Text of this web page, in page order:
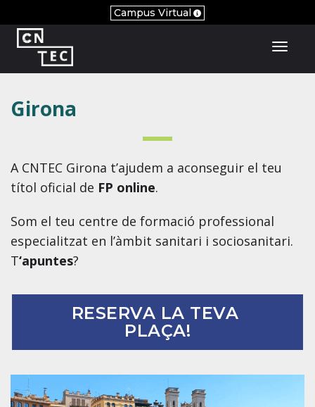
Campus Virtual
Girona
A CNTEC Girona t’ajudem a aconseguir el teu
títol oficial de FP online.
Som el teu centre de formació professional
especialitzat en l’àmbit sanitari i sociosanitari.
T‘apuntes?
RESERVA LA TEVA
PLAÇA!